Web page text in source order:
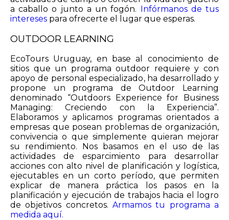
a caballo o junto a un fogón. Infórmanos de tus
intereses para ofrecerte el lugar que esperas.
OUTDOOR LEARNING
EcoTours Uruguay, en base al conocimiento de
sitios que un programa outdoor requiere y con
apoyo de personal especializado, ha desarrollado y
propone un programa de Outdoor Learning
denominado “Outdoors Experience for Business
Managing: Creciendo con la Experiencia”.
Elaboramos y aplicamos programas orientados a
empresas que posean problemas de organización,
convivencia o que simplemente quieran mejorar
su rendimiento. Nos basamos en el uso de las
actividades de esparcimiento para desarrollar
acciones con alto nivel de planificación y logística,
ejecutables en un corto período, que permiten
explicar de manera práctica los pasos en la
planificación y ejecución de trabajos hacia el logro
de objetivos concretos. Armamos tu programa a
medida aquí.